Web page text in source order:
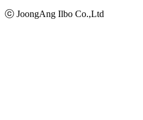
ⓒ JoongAng Ilbo Co.,Ltd